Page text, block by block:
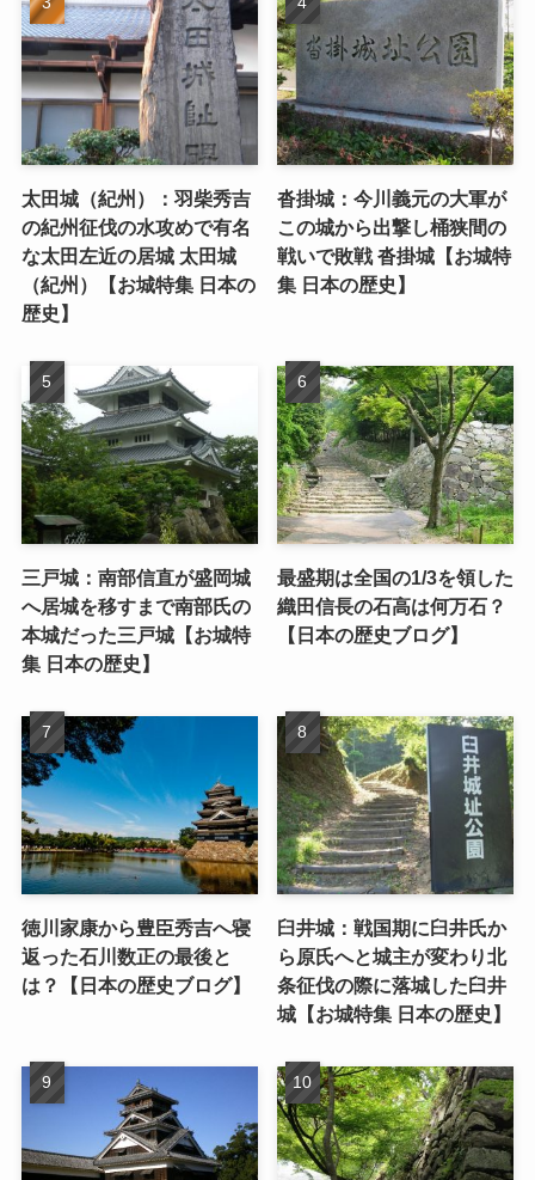
太田城（紀州）：羽柴秀吉
の紀州征伐の水攻めで有名
な太田左近の居城 太田城
（紀州）【お城特集 日本の
歴史】
沓掛城：今川義元の大軍が
この城から出撃し桶狭間の
戦いで敗戦 沓掛城【お城特
集 日本の歴史】
三戸城：南部信直が盛岡城
へ居城を移すまで南部氏の
本城だった三戸城【お城特
集 日本の歴史】
最盛期は全国の1/3を領した
織田信長の石高は何万石？
【日本の歴史ブログ】
徳川家康から豊臣秀吉へ寝
返った石川数正の最後と
は？【日本の歴史ブログ】
臼井城：戦国期に臼井氏か
ら原氏へと城主が変わり北
条征伐の際に落城した臼井
城【お城特集 日本の歴史】